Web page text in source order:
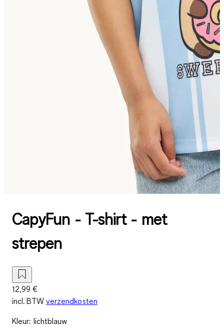
CapyFun - T-shirt - met
strepen
12,99 €
incl. BTW verzendkosten
Kleur: lichtblauw